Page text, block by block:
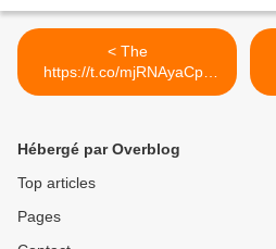
< The
https://t.co/mjRNAyaCph
Daily est en ligne!...
Hébergé par Overblog
Top articles
Pages